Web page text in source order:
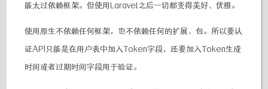
能太过依赖框架。但使用Laravel之后一切都变得美好、优雅。
使用原生不依赖任何框架，也不依赖任何的扩展、包。所以要认
证API只能是在用户表中加入Token字段，还要加入Token生成
时间或者过期时间字段用于验证。